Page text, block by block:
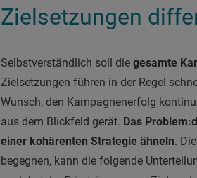
Zielsetzungen
Selbstverständlich soll die gesamte
Zielsetzungen führen in der Regel
Wunsch, den Kampagnenerfolg
aus dem Blickfeld gerät. Das Problem:
einer kohärenten Strategie ähneln.
begegnen, kann die folgende